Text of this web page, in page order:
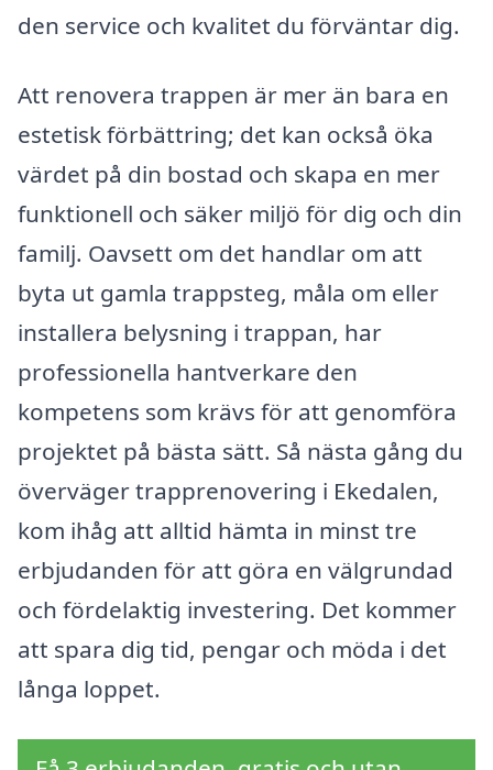
den service och kvalitet du förväntar dig.
Att renovera trappen är mer än bara en
estetisk förbättring; det kan också öka
värdet på din bostad och skapa en mer
funktionell och säker miljö för dig och din
familj. Oavsett om det handlar om att
byta ut gamla trappsteg, måla om eller
installera belysning i trappan, har
professionella hantverkare den
kompetens som krävs för att genomföra
projektet på bästa sätt. Så nästa gång du
överväger trapprenovering i Ekedalen,
kom ihåg att alltid hämta in minst tre
erbjudanden för att göra en välgrundad
och fördelaktig investering. Det kommer
att spara dig tid, pengar och möda i det
långa loppet.